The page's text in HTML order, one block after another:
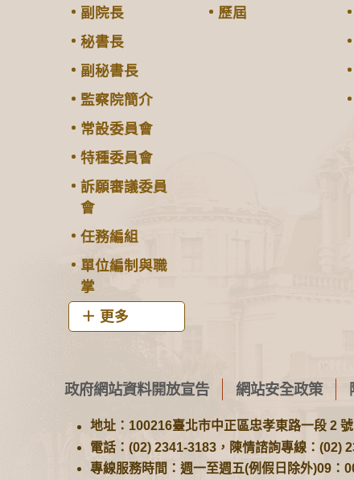
副院長
秘書長
副秘書長
監察院簡介
常設委員會
特種委員會
訴願審議委員
會
任務編組
單位編制與職
掌
更多
歷屆
政府網站資料開放宣告 網站安全政策
地址：100216臺北市中正區忠孝東路一段 2 號
電話：(02) 2341-3183，陳情諮詢專線：(02)
專線服務時間：週一至週五(例假日除外)09：